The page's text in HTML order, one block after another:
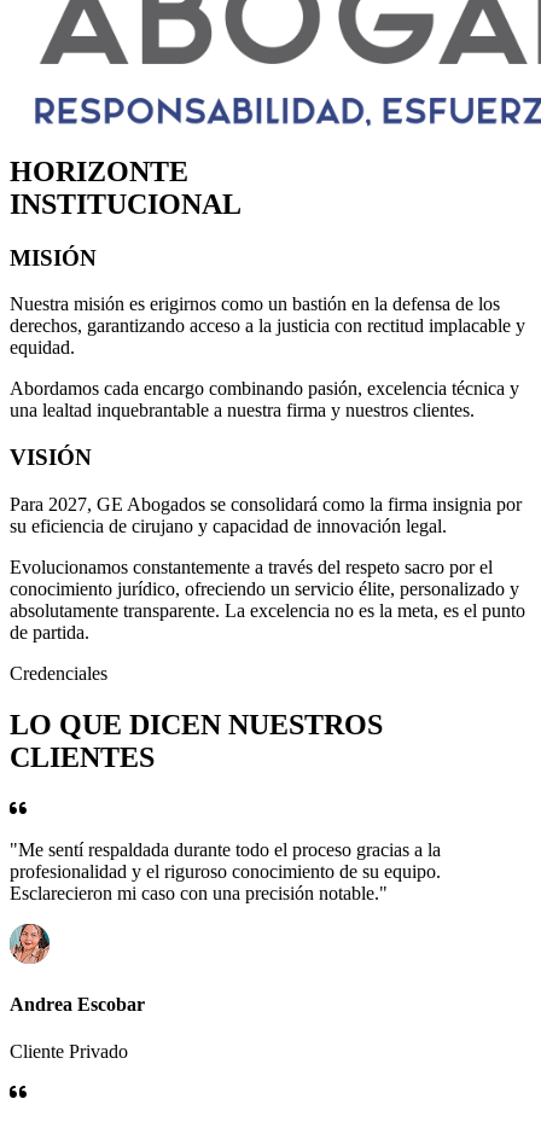
HORIZONTE
INSTITUCIONAL
MISIÓN
Nuestra misión es erigirnos como un bastión en la defensa de los
derechos, garantizando acceso a la justicia con rectitud implacable y
equidad.
Abordamos cada encargo combinando pasión, excelencia técnica y
una lealtad inquebrantable a nuestra firma y nuestros clientes.
VISIÓN
Para 2027, GE Abogados se consolidará como la firma insignia por
su eficiencia de cirujano y capacidad de innovación legal.
Evolucionamos constantemente a través del respeto sacro por el
conocimiento jurídico, ofreciendo un servicio élite, personalizado y
absolutamente transparente. La excelencia no es la meta, es el punto
de partida.
Credenciales
LO QUE DICEN NUESTROS
CLIENTES
"Me sentí respaldada durante todo el proceso gracias a la
profesionalidad y el riguroso conocimiento de su equipo.
Esclarecieron mi caso con una precisión notable."
Andrea Escobar
Cliente Privado